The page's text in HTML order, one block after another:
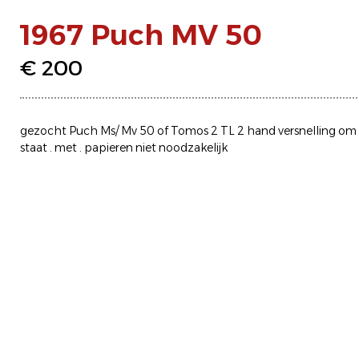
1967 Puch MV 50
€ 200
gezocht Puch Ms/ Mv 50 of Tomos 2 TL 2 hand versnelling
staat . met . papieren niet noodzakelijk